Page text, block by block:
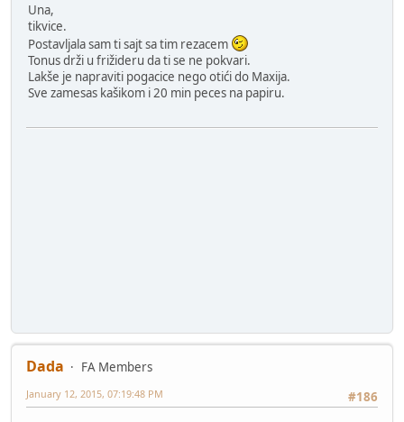
Una,
tikvice.
Postavljala sam ti sajt sa tim rezacem
Tonus drži u frižideru da ti se ne pokvari.
Lakše je napraviti pogacice nego otići do Maxija.
Sve zamesas kašikom i 20 min peces na papiru.
Dada
FA Members
#186
January 12, 2015, 07:19:48 PM